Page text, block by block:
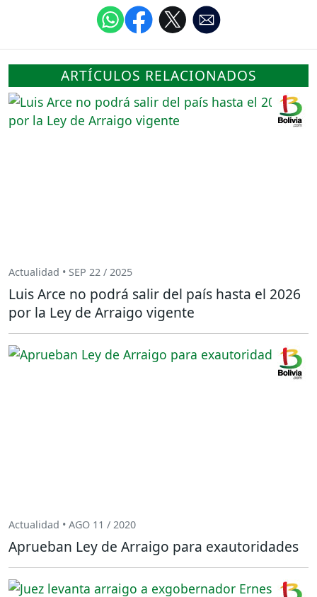
ARTÍCULOS RELACIONADOS
Actualidad • SEP 22 / 2025
Luis Arce no podrá salir del país hasta el 2026
por la Ley de Arraigo vigente
Actualidad • AGO 11 / 2020
Aprueban Ley de Arraigo para exautoridades